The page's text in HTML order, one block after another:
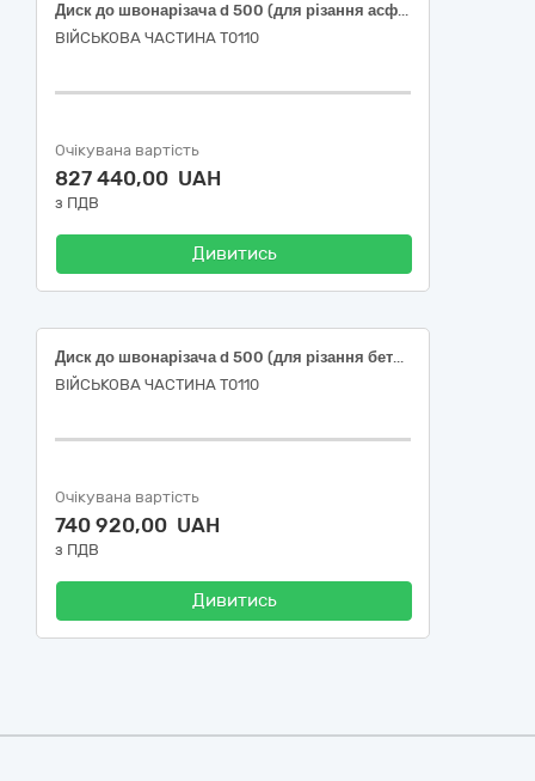
Диск до швонарізача d 500 (для різання асфальту) (код за ДК 021:2015: 14810000-2 - Абразивні вироби)
ВІЙСЬКОВА ЧАСТИНА Т0110
Очікувана вартість
827 440,00 UAH
з ПДВ
Дивитись
Диск до швонарізача d 500 (для різання бетону) (код за ДК 021:2015: 14810000-2 - Абразивні вироби)
ВІЙСЬКОВА ЧАСТИНА Т0110
Очікувана вартість
740 920,00 UAH
з ПДВ
Дивитись